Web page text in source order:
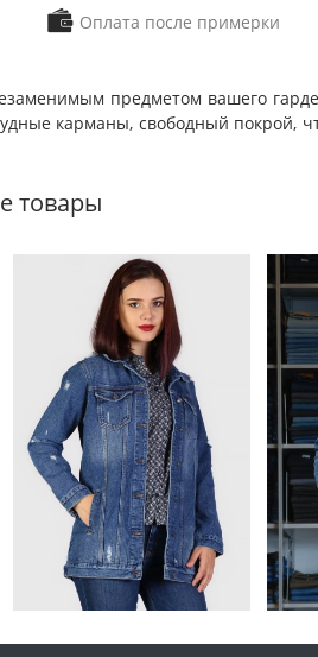
Оплата после примерки
предметом вашего
карманы, свободный покрой,
товары